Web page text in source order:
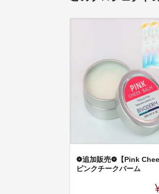
❁追加販売❁【Pink
ピンクチークバーム